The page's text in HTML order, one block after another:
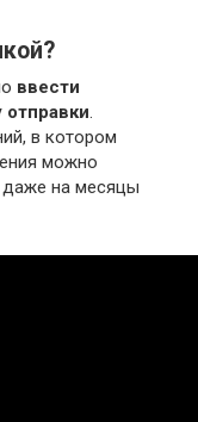
ввести
.
в котором
можно
даже на месяцы